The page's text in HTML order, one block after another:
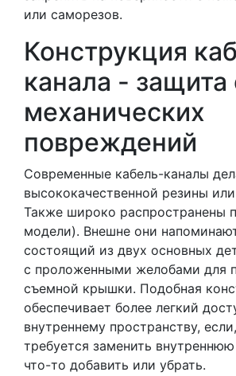
или саморезов.
Конструкция
канала - защита
механических
повреждений
Современные кабель-каналы
высококачественной резины
Также широко распространены
модели). Внешне они
состоящий из двух основных
с проложенными желобами для
съемной крышки. Подобная
обеспечивает более легкий
внутреннему пространству,
требуется заменить внутреннюю
что-то добавить или убрать.